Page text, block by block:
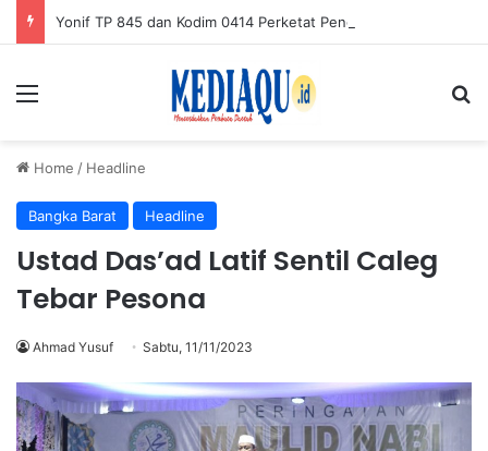
Menu
Home / Headline
Bangka Barat Headline
Ustad Das’ad Latif Sentil Caleg
Tebar Pesona
Ahmad Yusuf Sabtu, 11/11/2023